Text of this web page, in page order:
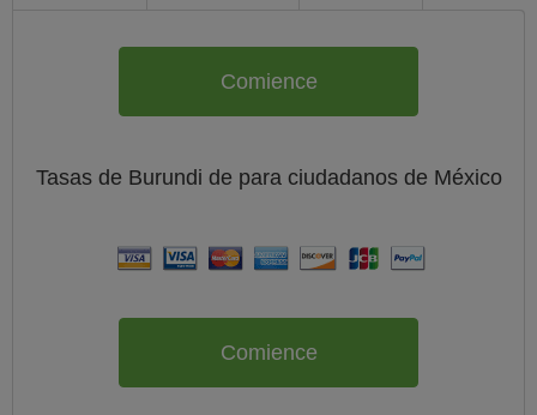
Comience
Tasas de Burundi de para ciudadanos de México
Comience